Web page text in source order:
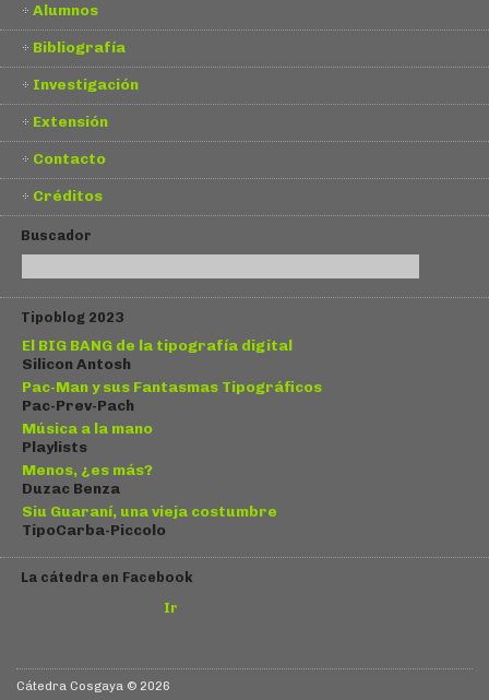
Alumnos
Bibliografía
Investigación
Extensión
Contacto
Créditos
Buscador
Tipoblog 2023
El BIG BANG de la tipografía digital
Silicon Antosh
Pac-Man y sus Fantasmas Tipográficos
Pac-Prev-Pach
Música a la mano
Playlists
Menos, ¿es más?
Duzac Benza
Siu Guaraní, una vieja costumbre
TipoCarba-Piccolo
La cátedra en Facebook
Ir
Cátedra Cosgaya © 2026